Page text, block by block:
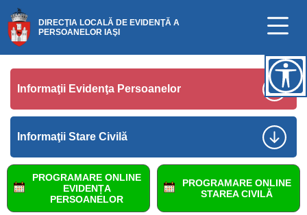
DIRECŢIA LOCALĂ DE EVIDENŢĂ A
PERSOANELOR IAŞI
Informaţii Evidenţa Persoanelor
Informaţii Stare Civilă
PROGRAMARE ONLINE
EVIDENȚA
PERSOANELOR
PROGRAMARE ONLINE
STAREA CIVILĂ